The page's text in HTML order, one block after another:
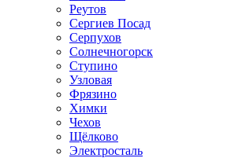
Реутов
Сергиев Посад
Серпухов
Солнечногорск
Ступино
Узловая
Фрязино
Химки
Чехов
Щёлково
Электросталь